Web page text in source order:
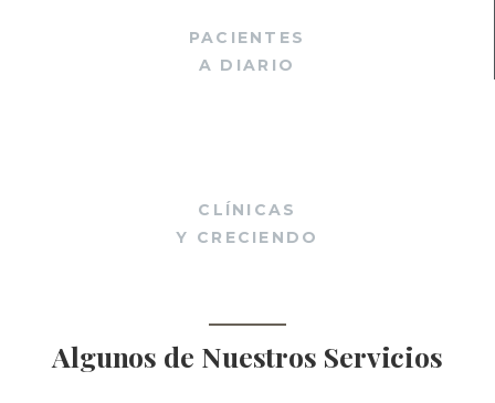
PACIENTES
A DIARIO
CLÍNICAS
Y CRECIENDO
Algunos de Nuestros Servicios